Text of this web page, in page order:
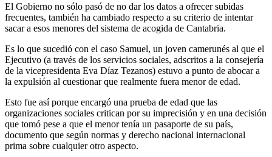
El Gobierno no sólo pasó de no dar los datos a ofrecer subidas
frecuentes, también ha cambiado respecto a su criterio de intentar
sacar a esos menores del sistema de acogida de Cantabria.
Es lo que sucedió con el caso Samuel, un joven camerunés al que el
Ejecutivo (a través de los servicios sociales, adscritos a la consejería
de la vicepresidenta Eva Díaz Tezanos) estuvo a punto de abocar a
la expulsión al cuestionar que realmente fuera menor de edad.
Esto fue así porque encargó una prueba de edad que las
organizaciones sociales critican por su imprecisión y en una decisión
que tomó pese a que el menor tenía un pasaporte de su país,
documento que según normas y derecho nacional internacional
prima sobre cualquier otro aspecto.